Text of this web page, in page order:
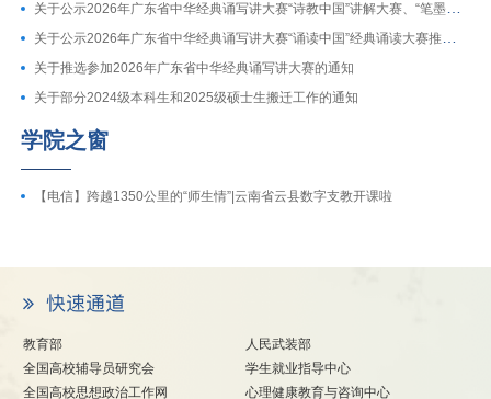
关于公示2026年广东省中华经典诵写讲大赛“诗教中国”讲解大赛、“笔墨中国”暨第十七届广东省规范汉字书写大赛推荐参赛作品的通知
关于公示2026年广东省中华经典诵写讲大赛“诵读中国”经典诵读大赛推荐参赛作品的通知
关于推选参加2026年广东省中华经典诵写讲大赛的通知
关于部分2024级本科生和2025级硕士生搬迁工作的通知
学院之窗
【电信】跨越1350公里的“师生情”|云南省云县数字支教开课啦
教育部
人民武装部
全国高校辅导员研究会
学生就业指导中心
全国高校思想政治工作网
心理健康教育与咨询中心